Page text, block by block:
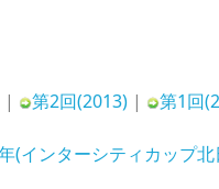
| 第2回(2013) | 第1回
(インターシティカップ